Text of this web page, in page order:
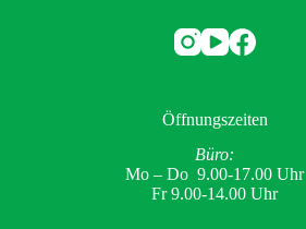
Öffnungszeiten
Büro:
Mo – Do 9.00-17.00 Uhr
Fr 9.00-14.00 Uhr